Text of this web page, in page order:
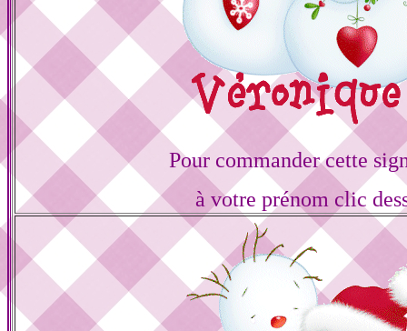
Pour commander cette
à votre prénom clic